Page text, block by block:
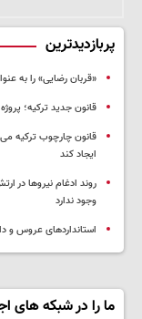
پربازدیدترین
«قربان رضایی» را به
قانون جدید ترکیه؛
قانون چارچوب ترکیه
ایجاد کند
روند ادغام نیروها در
وجود ندارد
استانداردهای عروس و
ما را در شبکه های